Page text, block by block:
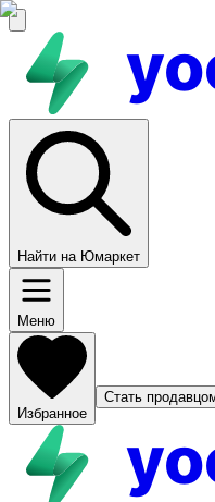
Найти на Юмаркет
Меню
Избранное
Стать